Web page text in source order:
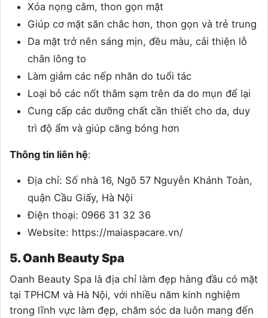
Xóa nọng cằm, thon gọn mặt
Giúp cơ mặt săn chắc hơn, thon gọn và trẻ trung
Da mặt trở nên sáng mịn, đều màu, cải thiện lỗ
chân lông to
Làm giảm các nếp nhăn do tuổi tác
Loại bỏ các nốt thâm sạm trên da do mụn để lại
Cung cấp các dưỡng chất cần thiết cho da, duy
trì độ ẩm và giúp căng bóng hơn
Thông tin liên hệ:
Địa chỉ: Số nhà 16, Ngõ 57 Nguyễn Khánh Toàn,
quận Cầu Giấy, Hà Nội
Điện thoại: 0966 31 32 36
Website: https://maiaspacare.vn/
5. Oanh Beauty Spa
Oanh Beauty Spa là địa chỉ làm đẹp hàng đầu có mặt
tại TPHCM và Hà Nội, với nhiều năm kinh nghiệm
trong lĩnh vực làm đẹp, chăm sóc da luôn mang đến